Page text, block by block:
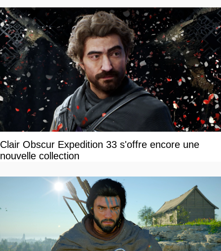
Clair Obscur Expedition 33 s'offre encore une
nouvelle collection